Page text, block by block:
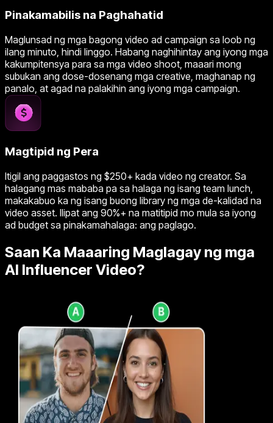
Pinakamabilis na Paghahatid
Maglunsad ng mga bagong video ad campaign sa loob ng
ilang minuto, hindi linggo. Habang naghihintay ang iyong mga
kakumpitensya para sa mga video shoot, maaari mong
subukan ang dose-dosenang mga creative, maghanap ng
panalo, at agad na palakihin ang iyong mga campaign.
Magtipid ng Pera
Itigil ang paggastos ng $250+ kada video ng creator. Sa
halagang mas mababa pa sa halaga ng isang team lunch,
makakabuo ka ng isang buong library ng mga de-kalidad na
video asset. Ilipat ang 90%+ na matitipid mo mula sa iyong
ad budget sa pinakamahalaga: ang paglago.
Saan Ka Maaaring Maglagay ng mga
AI Influencer Video?